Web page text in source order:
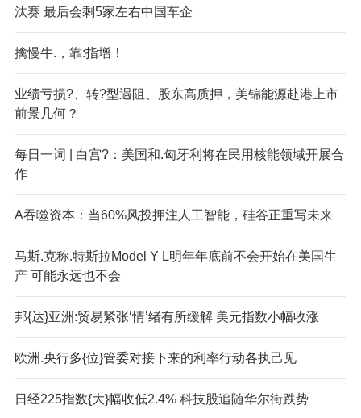
汰赛 最后会剩5家左右中国车企
擒慢牛.，靠:指增！
业绩亏损?、转?型遇阻、股东高质押，美锦能源赴港上市
前景几何？
每日一词 | 白宫?：美国和.匈牙利将在民用核能领域开展合
作
A吞噬资本：当60%风投押注人工智能，硅谷正重写未来
马斯.克称.特斯拉Model Y L明年年底前不会开始在美国生
产 可能永远也不会
邦{达}亚洲:贸易紧张‘情’绪有所缓解 美元指数小幅收涨
欧洲.央行多{位}管委对接下来的利率行动各执己见
日经225指数{大}幅收低2.4% 科技股追随华尔街跌势